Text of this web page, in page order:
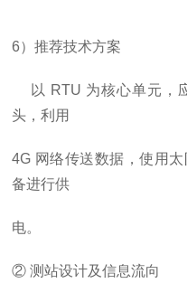
6）推荐技术方案
以 RTU 为核心单元，
头，利用
4G 网络传送数据，使用
备进行供
电。
② 测站设计及信息流向